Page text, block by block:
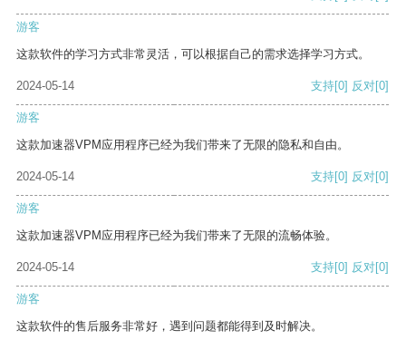
游客
这款软件的学习方式非常灵活，可以根据自己的需求选择学习方式。
2024-05-14 支持[0] 反对[0]
游客
这款加速器VPM应用程序已经为我们带来了无限的隐私和自由。
2024-05-14 支持[0] 反对[0]
游客
这款加速器VPM应用程序已经为我们带来了无限的流畅体验。
2024-05-14 支持[0] 反对[0]
游客
这款软件的售后服务非常好，遇到问题都能得到及时解决。